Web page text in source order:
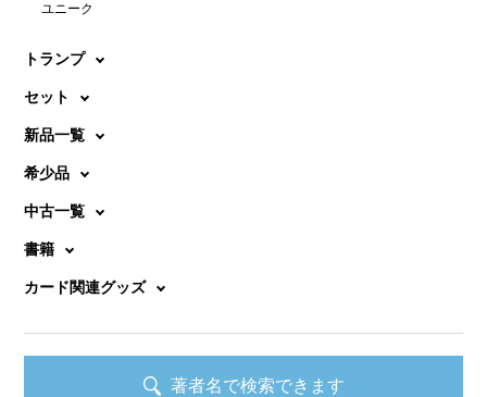
ユニーク
トランプ
セット
新品一覧
希少品
中古一覧
書籍
カード関連グッズ
著者名で検索できます